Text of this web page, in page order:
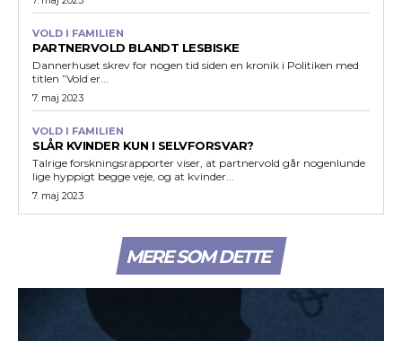
VOLD I FAMILIEN
PARTNERVOLD BLANDT LESBISKE
Dannerhuset skrev for nogen tid siden en kronik i Politiken med
titlen ”Vold er...
7. maj 2023
VOLD I FAMILIEN
SLÅR KVINDER KUN I SELVFORSVAR?
Talrige forskningsrapporter viser, at partnervold går nogenlunde
lige hyppigt begge veje, og at kvinder...
7. maj 2023
MERE SOM DETTE